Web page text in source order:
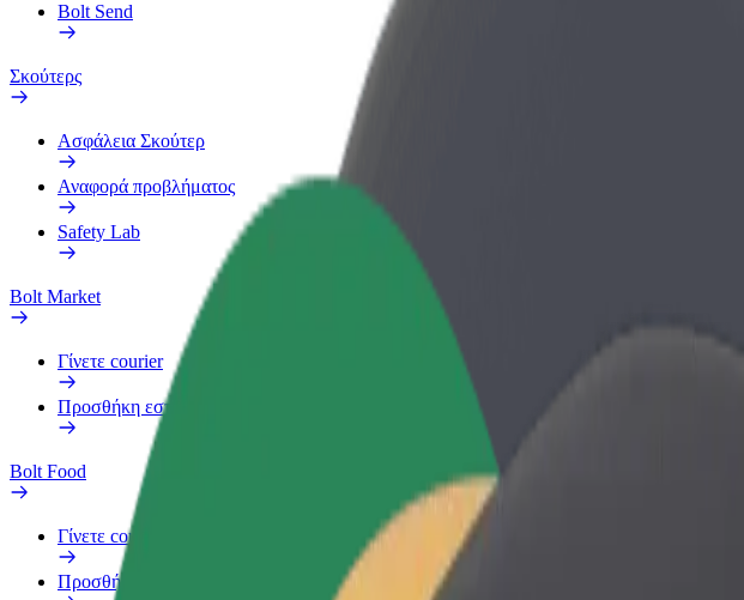
Bolt Send
Σκούτερς
Ασφάλεια Σκούτερ
Αναφορά προβλήματος
Safety Lab
Bolt Market
Γίνετε courier
Προσθήκη εστιατορίου ή καταστήματος
Bolt Food
Γίνετε courier
Προσθήκη εστιατορίου ή καταστήματος